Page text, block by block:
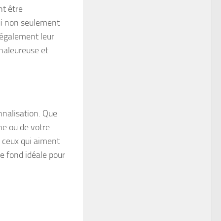
être
non seulement
leur
et
Que
ou de votre
qui aiment
fond idéale pour